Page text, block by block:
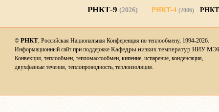
РНКТ-9 (2026) РНКТ-4 (2006)
© РНКТ, Российская Национальная Конференция по теплообмену, 1994-2026.
Информационный сайт при поддержке Кафедры низких температур НИУ
Конвекция, теплообмен, тепломассообмен, кипение, испарение, конденсация,
двухфазные течения, теплопроводность, теплоизоляция.